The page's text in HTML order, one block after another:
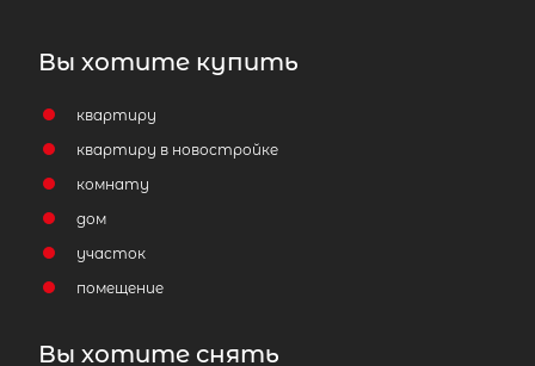
Вы хотите купить
квартиру
квартиру в новостройке
комнату
дом
участок
помещение
Вы хотите снять